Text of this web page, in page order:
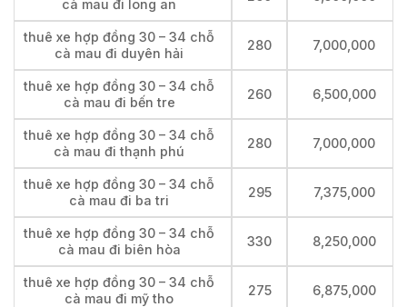
cà mau đi long an
thuê xe hợp đồng 30 – 34 chỗ
cà mau đi duyên hải
280 7,000,000
thuê xe hợp đồng 30 – 34 chỗ
cà mau đi bến tre
260 6,500,000
thuê xe hợp đồng 30 – 34 chỗ
cà mau đi thạnh phú
280 7,000,000
thuê xe hợp đồng 30 – 34 chỗ
cà mau đi ba tri
295 7,375,000
thuê xe hợp đồng 30 – 34 chỗ
cà mau đi biên hòa
330 8,250,000
thuê xe hợp đồng 30 – 34 chỗ
cà mau đi mỹ tho
275 6,875,000